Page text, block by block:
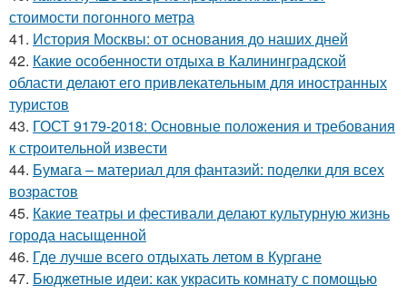
стоимости погонного метра
41. История Москвы: от основания до наших дней
42. Какие особенности отдыха в Калининградской
области делают его привлекательным для иностранных
туристов
43. ГОСТ 9179-2018: Основные положения и требования
к строительной извести
44. Бумага – материал для фантазий: поделки для всех
возрастов
45. Какие театры и фестивали делают культурную жизнь
города насыщенной
46. Где лучше всего отдыхать летом в Кургане
47. Бюджетные идеи: как украсить комнату с помощью